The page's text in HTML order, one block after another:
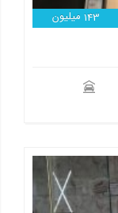
143 میلیون